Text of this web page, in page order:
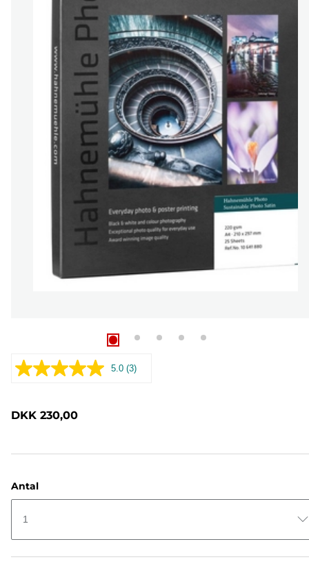
5.0 Læs
(3)
DKK 230,00
Antal
1